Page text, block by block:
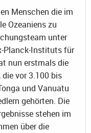
Menschen die im
Ozeaniens zu
unter
Planck-Instituts für
nun erstmals die
vor 3.100 bis
und Vanuatu
gehörten. Die
stehen im
über die